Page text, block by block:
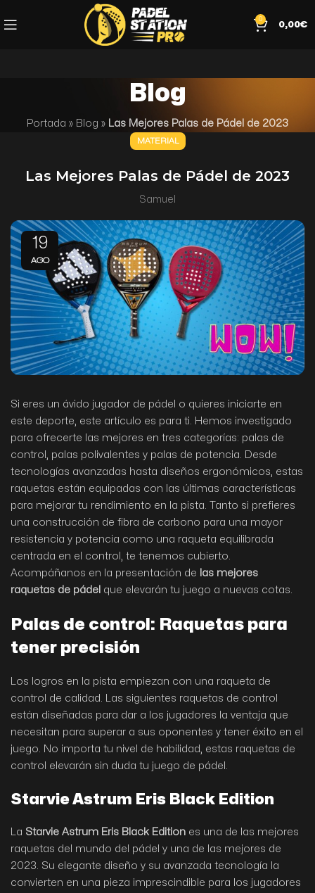
0
0,00€
Blog
Portada » Blog » Las Mejores Palas de Pádel de 2023
MATERIAL
Las Mejores Palas de Pádel de 2023
Samuel
19
AGO
Si eres un ávido jugador de pádel o quieres iniciarte en
este deporte, este artículo es para ti. Hemos investigado
para ofrecerte las mejores en tres categorías: palas de
control, palas polivalentes y palas de potencia. Desde
tecnologías avanzadas hasta diseños ergonómicos, estas
raquetas están equipadas con las últimas características
para mejorar tu rendimiento en la pista. Tanto si prefieres
una construcción de fibra de carbono para una mayor
resistencia y potencia como una raqueta equilibrada
centrada en el control, te tenemos cubierto.
Acompáñanos en la presentación de las mejores
raquetas de pádel que elevarán tu juego a nuevas cotas.
Palas de control: Raquetas para
tener precisión
Los logros en la pista empiezan con una raqueta de
control de calidad. Las siguientes raquetas de control
están diseñadas para dar a los jugadores la ventaja que
necesitan para superar a sus oponentes y tener éxito en el
juego. No importa tu nivel de habilidad, estas raquetas de
control elevarán sin duda tu juego de pádel.
Starvie Astrum Eris Black Edition
La Starvie Astrum Eris Black Edition es una de las mejores
raquetas del mundo del pádel y una de las mejores de
2023. Su elegante diseño y su avanzada tecnología la
convierten en una pieza imprescindible para los jugadores